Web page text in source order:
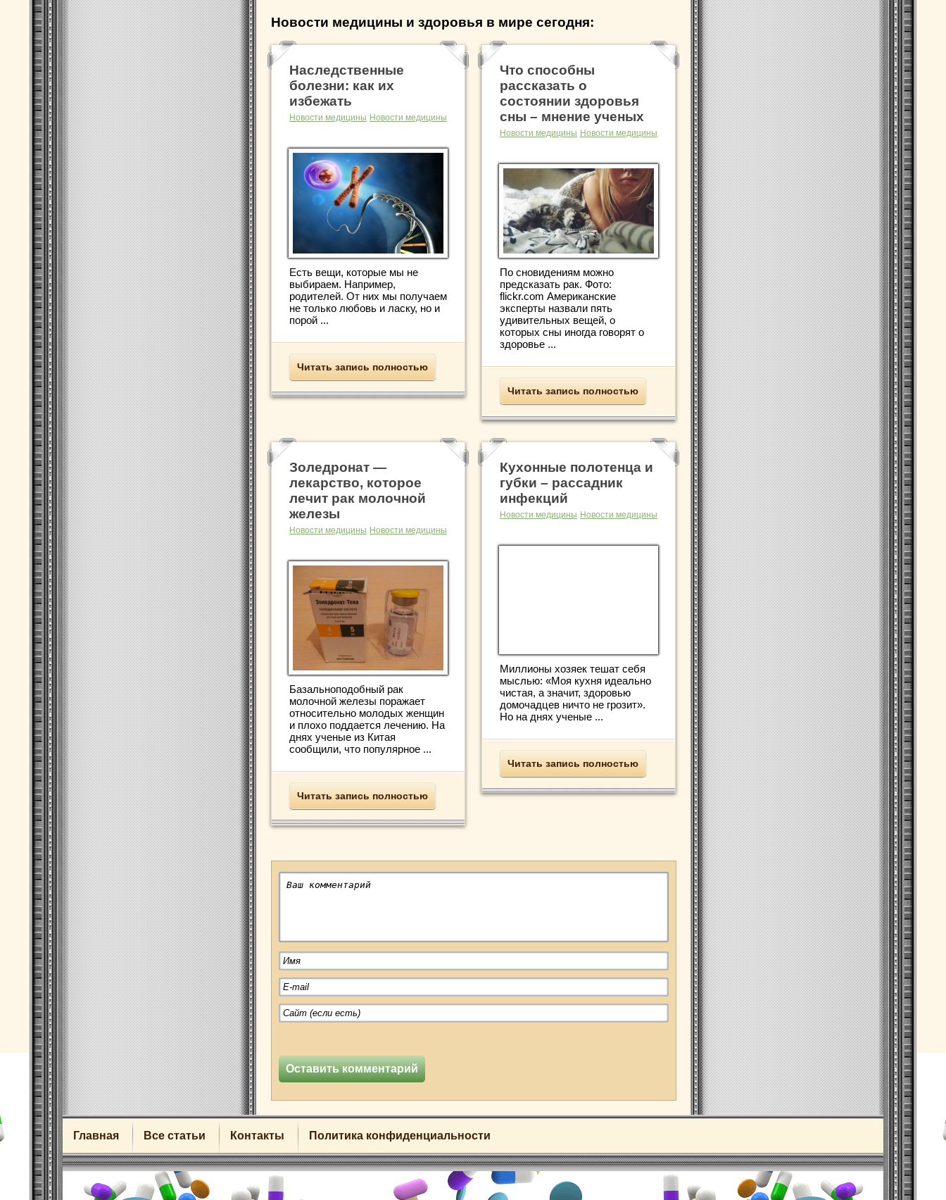
Новости медицины и здоровья в мире сегодня:
Наследственные
болезни: как их
избежать
Новости медицины Новости медицины
Есть вещи, которые мы не
выбираем. Например,
родителей. От них мы получаем
не только любовь и ласку, но и
порой ...
Читать запись полностью
Что способны
рассказать о
состоянии здоровья
сны – мнение ученых
Новости медицины Новости медицины
По сновидениям можно
предсказать рак. Фото:
flickr.com Американские
эксперты назвали пять
удивительных вещей, о
которых сны иногда говорят о
здоровье ...
Читать запись полностью
Золедронат —
лекарство, которое
лечит рак молочной
железы
Новости медицины Новости медицины
Базальноподобный рак
молочной железы поражает
относительно молодых женщин
и плохо поддается лечению. На
днях ученые из Китая
сообщили, что популярное ...
Читать запись полностью
Кухонные полотенца и
губки – рассадник
инфекций
Новости медицины Новости медицины
Миллионы хозяек тешат себя
мыслью: «Моя кухня идеально
чистая, а значит, здоровью
домочадцев ничто не грозит».
Но на днях ученые ...
Читать запись полностью
Главная Все статьи Контакты Политика конфиденциальности